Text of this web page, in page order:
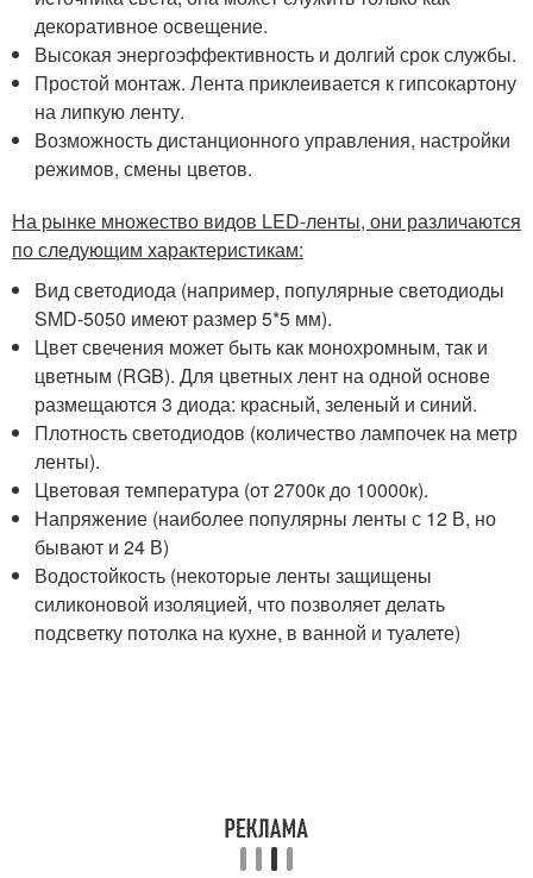
декоративное освещение.
Высокая энергоэффективность и долгий срок службы.
Простой монтаж. Лента приклеивается к гипсокартону
на липкую ленту.
Возможность дистанционного управления, настройки
режимов, смены цветов.
На рынке множество видов LED-ленты, они различаются
по следующим характеристикам:
Вид светодиода (например, популярные светодиоды
SMD-5050 имеют размер 5*5 мм).
Цвет свечения может быть как монохромным, так и
цветным (RGB). Для цветных лент на одной основе
размещаются 3 диода: красный, зеленый и синий.
Плотность светодиодов (количество лампочек на метр
ленты).
Цветовая температура (от 2700к до 10000к).
Напряжение (наиболее популярны ленты с 12 В, но
бывают и 24 В)
Водостойкость (некоторые ленты защищены
силиконовой изоляцией, что позволяет делать
подсветку потолка на кухне, в ванной и туалете)